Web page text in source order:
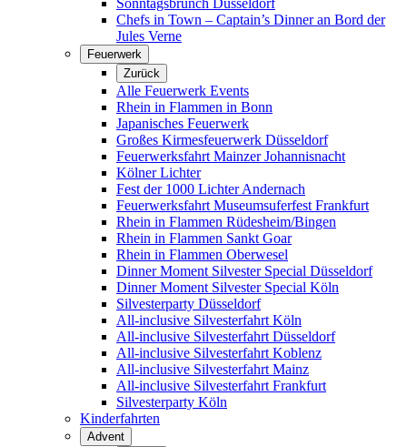
Sonntagsbrunch Düsseldorf
Chefs in Town – Captain’s Dinner an Bord der
Jules Verne
Feuerwerk
Zurück
Alle Feuerwerk Events
Rhein in Flammen in Bonn
Japanisches Feuerwerk
Großes Kirmesfeuerwerk Düsseldorf
Feuerwerksfahrt Mainzer Johannisnacht
Kölner Lichter
Fest der 1000 Lichter Andernach
Feuerwerksfahrt Museumsuferfest Frankfurt
Rhein in Flammen Rüdesheim/Bingen
Rhein in Flammen Sankt Goar
Rhein in Flammen Oberwesel
Dinner Moment Silvester Special Düsseldorf
Dinner Moment Silvester Special Köln
Silvesterparty Düsseldorf
All-inclusive Silvesterfahrt Köln
All-inclusive Silvesterfahrt Düsseldorf
All-inclusive Silvesterfahrt Koblenz
All-inclusive Silvesterfahrt Mainz
All-inclusive Silvesterfahrt Frankfurt
Silvesterparty Köln
Kinderfahrten
Advent